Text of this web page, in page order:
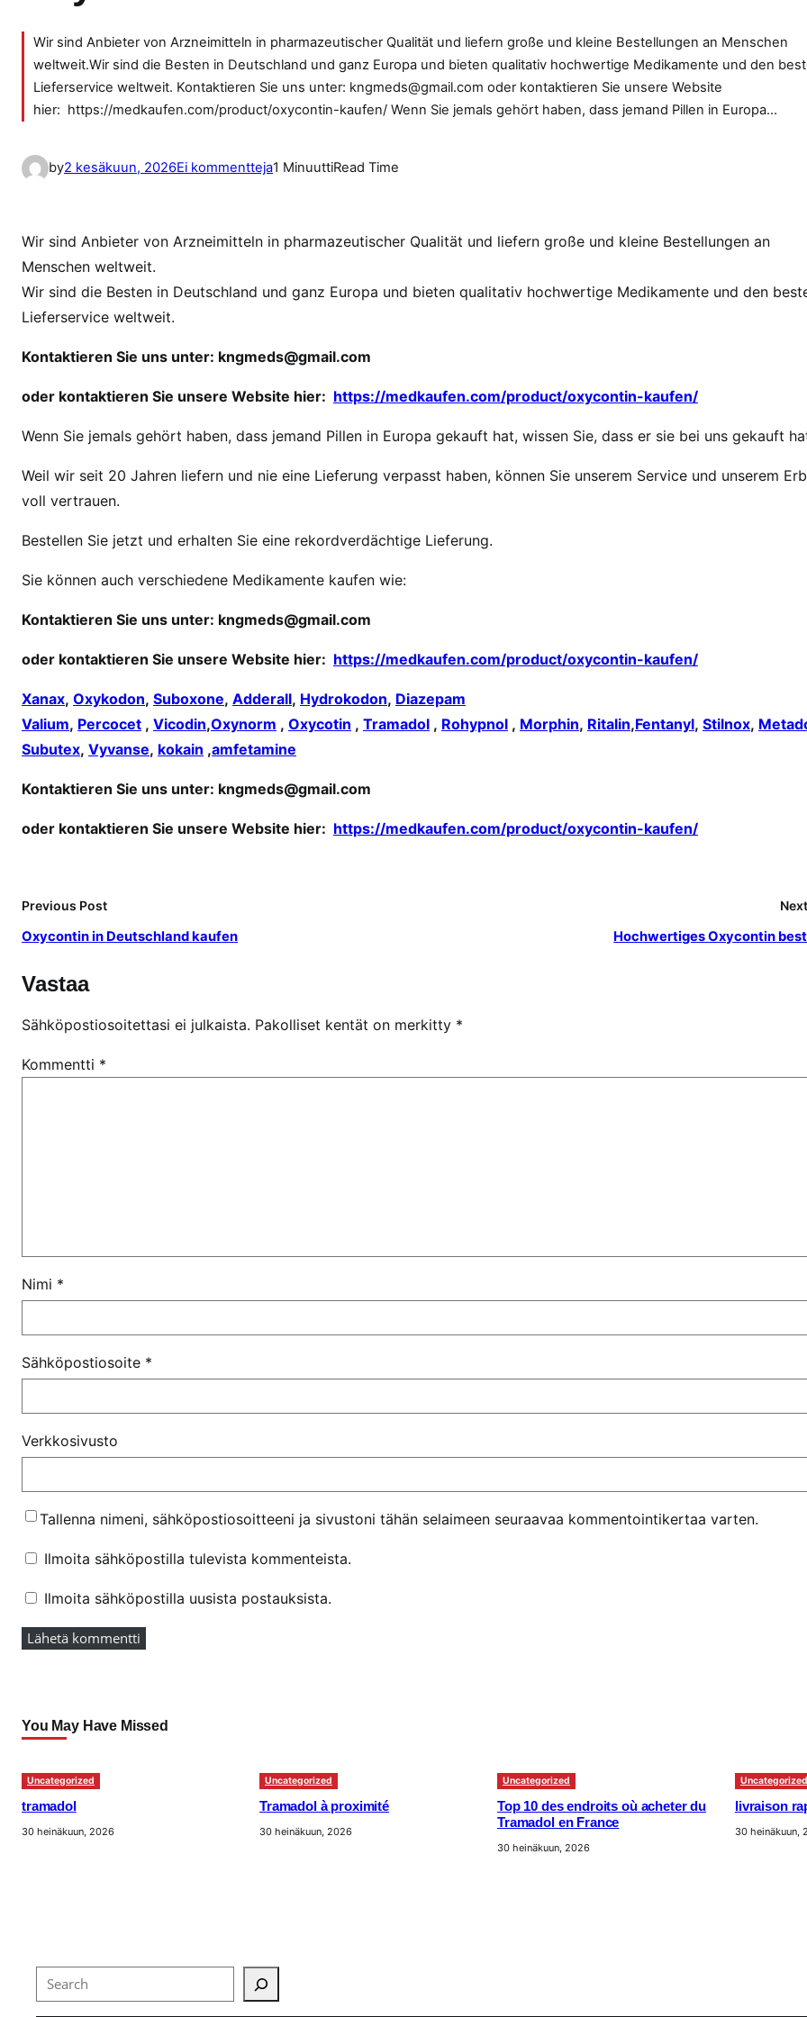
Wir sind Anbieter von Arzneimitteln in pharmazeutischer Qualität und liefern große und kleine Bestellungen an Menschen
weltweit.Wir sind die Besten in Deutschland und ganz Europa und bieten qualitativ hochwertige Medikamente und den
Lieferservice weltweit. Kontaktieren Sie uns unter: kngmeds@gmail.com oder kontaktieren Sie unsere Website
hier: https://medkaufen.com/product/oxycontin-kaufen/ Wenn Sie jemals gehört haben, dass jemand Pillen in Europa…
by2 kesäkuun, 2026Ei kommenttejaa
e
n
x
c
t
o
l
n
e
k
u
f
1 MinuuttiRead Time
Wir sind Anbieter von Arzneimitteln in pharmazeutischer Qualität und liefern große und kleine Bestellungen an
Menschen weltweit.
Wir sind die Besten in Deutschland und ganz Europa und bieten qualitativ hochwertige Medikamente und den
Lieferservice weltweit.
Kontaktieren Sie uns unter: kngmeds@gmail.com
oder kontaktieren Sie unsere Website hier: https://medkaufen.com/product/oxycontin-kaufen/
Wenn Sie jemals gehört haben, dass jemand Pillen in Europa gekauft hat, wissen Sie, dass er sie bei uns gekauft
Weil wir seit 20 Jahren liefern und nie eine Lieferung verpasst haben, können Sie unserem Service und unserem
voll vertrauen.
Bestellen Sie jetzt und erhalten Sie eine rekordverdächtige Lieferung.
Sie können auch verschiedene Medikamente kaufen wie:
Kontaktieren Sie uns unter: kngmeds@gmail.com
oder kontaktieren Sie unsere Website hier: https://medkaufen.com/product/oxycontin-kaufen/
Xanax, Oxykodon, Suboxone, Adderall, Hydrokodon, Diazepam
Valium, Percocet , Vicodin,Oxynorm , Oxycotin , Tramadol , Rohypnol , Morphin, Ritalin,Fentanyl, Stilnox,
Subutex, Vyvanse, kokain ,amfetamine
Kontaktieren Sie uns unter: kngmeds@gmail.com
oder kontaktieren Sie unsere Website hier: https://medkaufen.com/product/oxycontin-kaufen/
Previous Post
Oxycontin in Deutschland kaufen Hochwertiges Oxycontin
Vastaa
Sähköpostiosoitettasi ei julkaista. Pakolliset kentät on merkitty *
Kommentti *
Nimi *
Sähköpostiosoite *
Verkkosivusto
Tallenna nimeni, sähköpostiosoitteeni ja sivustoni tähän selaimeen seuraavaa kommentointikertaa varten.
Ilmoita sähköpostilla tulevista kommenteista.
Ilmoita sähköpostilla uusista postauksista.
You May Have Missed
Uncategorized
tramadol
30 heinäkuun, 2026
Uncategorized
Tramadol à proximité
30 heinäkuun, 2026
Uncategorized
Top 10 des endroits où acheter du
Tramadol en France
30 heinäkuun, 2026
Uncategorized
livraison
30 heinäkuun,
Search